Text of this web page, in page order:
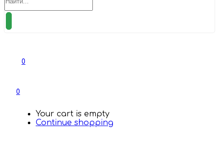
0
0
Your cart is empty
Continue shopping